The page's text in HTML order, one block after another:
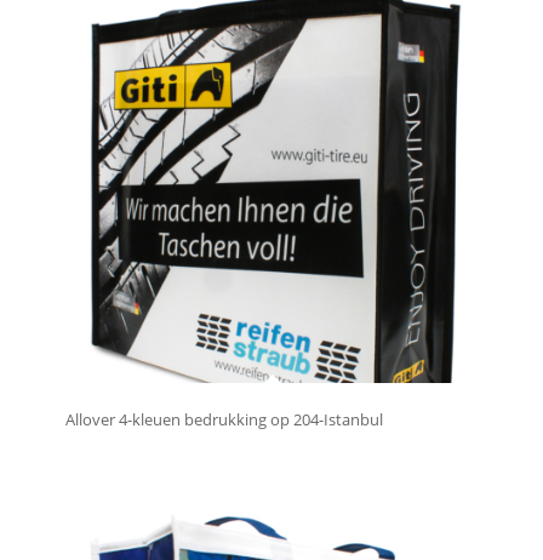
Allover 4-kleuen bedrukking op 204-Istanbul